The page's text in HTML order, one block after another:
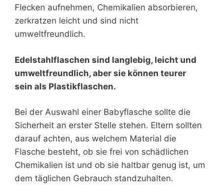
Flecken aufnehmen, Chemikalien absorbieren,
zerkratzen leicht und sind nicht
umweltfreundlich.
Edelstahlflaschen sind langlebig, leicht und
umweltfreundlich, aber sie können teurer
sein als Plastikflaschen.
Bei der Auswahl einer Babyflasche sollte die
Sicherheit an erster Stelle stehen. Eltern sollten
darauf achten, aus welchem Material die
Flasche besteht, ob sie frei von schädlichen
Chemikalien ist und ob sie haltbar genug ist, um
dem täglichen Gebrauch standzuhalten.